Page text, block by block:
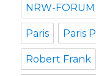
NRW-FORUM
Paris Paris
Robert Frank